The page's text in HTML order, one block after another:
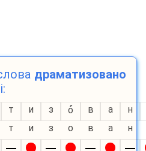
драматизовано
т и з о в а
н
т и з о в а н